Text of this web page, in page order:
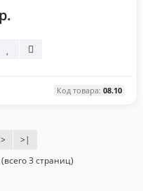
Код товара: 08.10
> >|
3 страниц)